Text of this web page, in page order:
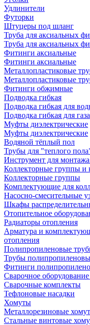
Удлинители
Футорки
Штуцеры под шланг
Труба для аксиальных
Труба для аксиальных
Фитинги аксиальные
Фитинги аксиальные
Металлопластиковые
Металлопластиковые
Фитинги обжимные
Подводка гибкая
Подводка гибкая для
Подводка гибкая для газа
Муфты диэлектрические
Муфты диэлектрические
Водяной тёплый пол
Трубы для "теплого
Инструмент для
Коллекторные группы и
Коллекторные группы
Комплектующие для
Насосно-смесительные
Шкафы
Отопительное
Радиаторы отопления
Арматура и
отопления
Полипропиленовые
Трубы
Фитинги
Сварочное
Сварочные комплекты
Тефлоновые насадки
Хомуты
Металлорезиновые
Стальные винтовые